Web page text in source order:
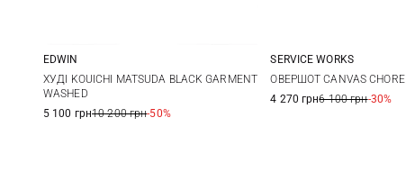
S M L XL
XXL
EDWIN
ХУДІ KOUICHI MATSUDA BLACK GARMENT
WASHED
5 100 грн10 200 грн-50%
S M L
SERVICE WORKS
ОВЕРШОТ CANVAS CHORE
4 270 грн6 100 грн-30%